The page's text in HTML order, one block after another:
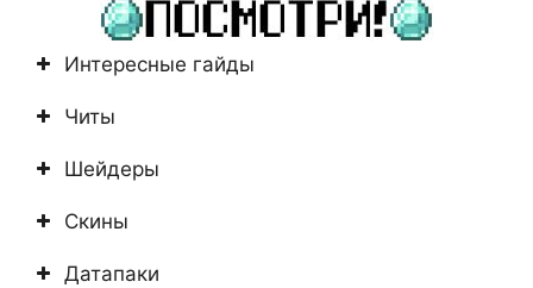
Интересные гайды
Читы
Шейдеры
Скины
Датапаки